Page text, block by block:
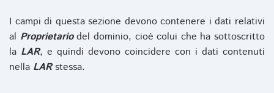
I campi di questa sezione devono contenere i dati relativi
al Proprietariodel dominio, cioè colui che ha sottoscritto
la LAR, e quindi devono coincidere con i dati contenuti
nella LARstessa.